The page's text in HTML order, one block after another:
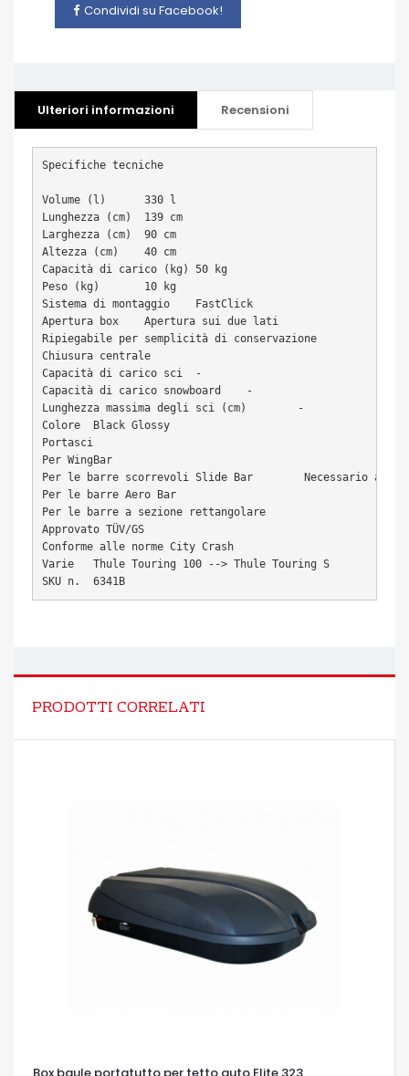
Condividi su Facebook!
Ulteriori informazioni Recensioni
Specifiche tecniche
Volume (l)	330 l
Lunghezza (cm)	139 cm
Larghezza (cm)	90 cm
Altezza (cm)	40 cm
Capacità di carico (kg)	50 kg
Peso (kg)	10 kg
Sistema di montaggio	FastClick
Apertura box	Apertura sui due lati
Ripiegabile per semplicità di conservazione
Chiusura centrale
Capacità di carico sci	-
Capacità di carico snowboard	-
Lunghezza massima degli sci (cm)	-
Colore	Black Glossy
Portasci
Per WingBar
Per le barre scorrevoli Slide Bar	 Necessario adattatore: Thule T-track Adapter 697-4
Per le barre Aero Bar
Per le barre a sezione rettangolare
Approvato TÜV/GS
Conforme alle norme City Crash
Varie	Thule Touring 100 --> Thule Touring S
PRODOTTI CORRELATI
Box baule portatutto per tetto auto Elite 323